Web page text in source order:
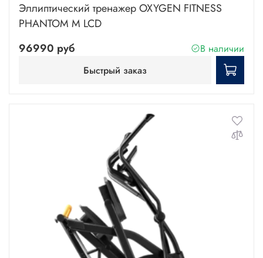
Эллиптический тренажер OXYGEN FITNESS
PHANTOM M LCD
96990 руб
В наличии
Быстрый заказ